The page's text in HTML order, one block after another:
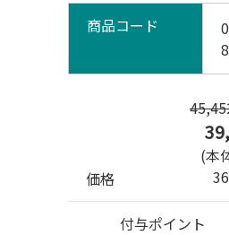
価格
(本
付与ポイント
商品コード